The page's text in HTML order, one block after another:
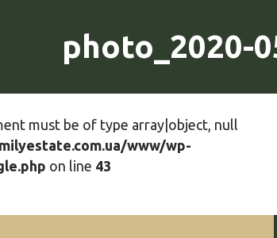
photo_2020-
must be of type array|object, null
www/wp-
on line 43